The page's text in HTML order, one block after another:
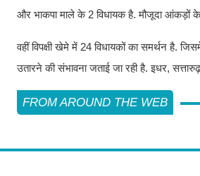
और भाकपा माले के 2 विधायक है. मौजूदा आंकड़ों के
वहीं विपक्षी खेमे में 24 विधायकों का समर्थन है.
उतारने की संभावना जताई जा रही है. इधर,
FROM AROUND THE WEB